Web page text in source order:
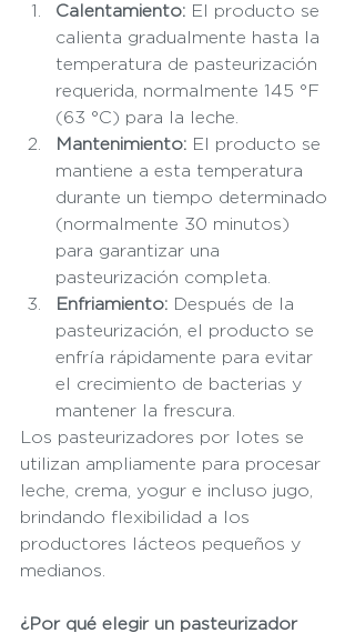
Calentamiento: El producto se
calienta gradualmente hasta la
temperatura de pasteurización
requerida, normalmente 145 °F
(63 °C) para la leche.
Mantenimiento: El producto se
mantiene a esta temperatura
durante un tiempo determinado
(normalmente 30 minutos)
para garantizar una
pasteurización completa.
Enfriamiento: Después de la
pasteurización, el producto se
enfría rápidamente para evitar
el crecimiento de bacterias y
mantener la frescura.
Los pasteurizadores por lotes se
utilizan ampliamente para procesar
leche, crema, yogur e incluso jugo,
brindando flexibilidad a los
productores lácteos pequeños y
medianos.
¿Por qué elegir un pasteurizador